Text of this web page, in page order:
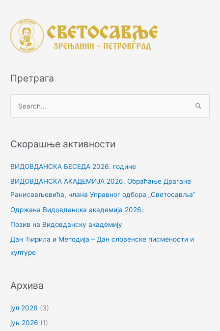
Претрага
т
з
а
:
Скорашње активности
ВИДОВДАНСКА БЕСЕДА 2026. године
ВИДОВДАНСКА АКАДЕМИЈА 2026. Обраћање Драгана
Ранисављевића, члана Управног одбора „Светосавља“
Одржана Видовданска академија 2026.
Позив на Видовданску академију
Дан Ћирила и Методија – Дан словенске писмености и
културе
Архива
јул 2026 (3)
јун 2026 (1)